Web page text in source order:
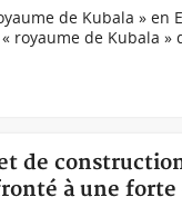
de Kubala » en
royaume de Kubala
de
à une